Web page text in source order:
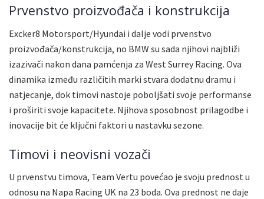
Prvenstvo proizvođača i konstrukcija
Excker8 Motorsport/Hyundai i dalje vodi prvenstvo
proizvođača/konstrukcija, no BMW su sada njihovi najbliži
izazivači nakon dana pamćenja za West Surrey Racing. Ova
dinamika između različitih marki stvara dodatnu dramu i
natjecanje, dok timovi nastoje poboljšati svoje performanse
i proširiti svoje kapacitete. Njihova sposobnost prilagodbe i
inovacije bit će ključni faktori u nastavku sezone.
Timovi i neovisni vozači
U prvenstvu timova, Team Vertu povećao je svoju prednost u
odnosu na Napa Racing UK na 23 boda. Ova prednost ne daje